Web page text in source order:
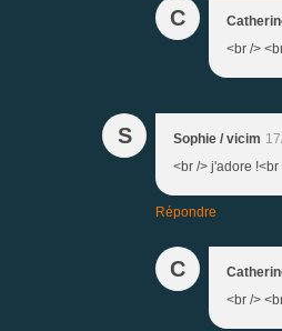
C
<br />
S Sophie / vicim
<br /> j'adore !<br
Répondre
C
<br />